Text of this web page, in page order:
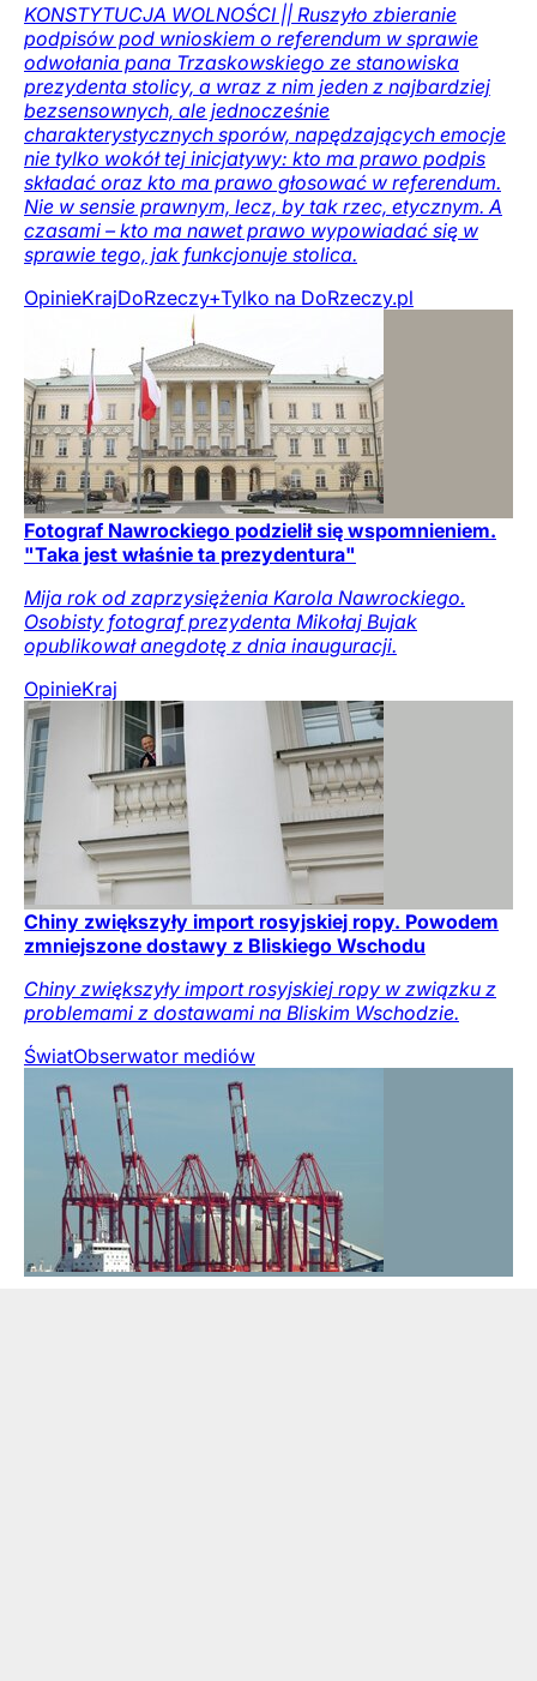
KONSTYTUCJA WOLNOŚCI || Ruszyło zbieranie
podpisów pod wnioskiem o referendum w sprawie
odwołania pana Trzaskowskiego ze stanowiska
prezydenta stolicy, a wraz z nim jeden z najbardziej
bezsensownych, ale jednocześnie
charakterystycznych sporów, napędzających emocje
nie tylko wokół tej inicjatywy: kto ma prawo podpis
składać oraz kto ma prawo głosować w referendum.
Nie w sensie prawnym, lecz, by tak rzec, etycznym. A
czasami – kto ma nawet prawo wypowiadać się w
sprawie tego, jak funkcjonuje stolica.
OpinieKrajDoRzeczy+Tylko na DoRzeczy.pl
Fotograf Nawrockiego podzielił się wspomnieniem.
"Taka jest właśnie ta prezydentura"
Mija rok od zaprzysiężenia Karola Nawrockiego.
Osobisty fotograf prezydenta Mikołaj Bujak
opublikował anegdotę z dnia inauguracji.
OpinieKraj
Chiny zwiększyły import rosyjskiej ropy. Powodem
zmniejszone dostawy z Bliskiego Wschodu
Chiny zwiększyły import rosyjskiej ropy w związku z
problemami z dostawami na Bliskim Wschodzie.
ŚwiatObserwator mediów